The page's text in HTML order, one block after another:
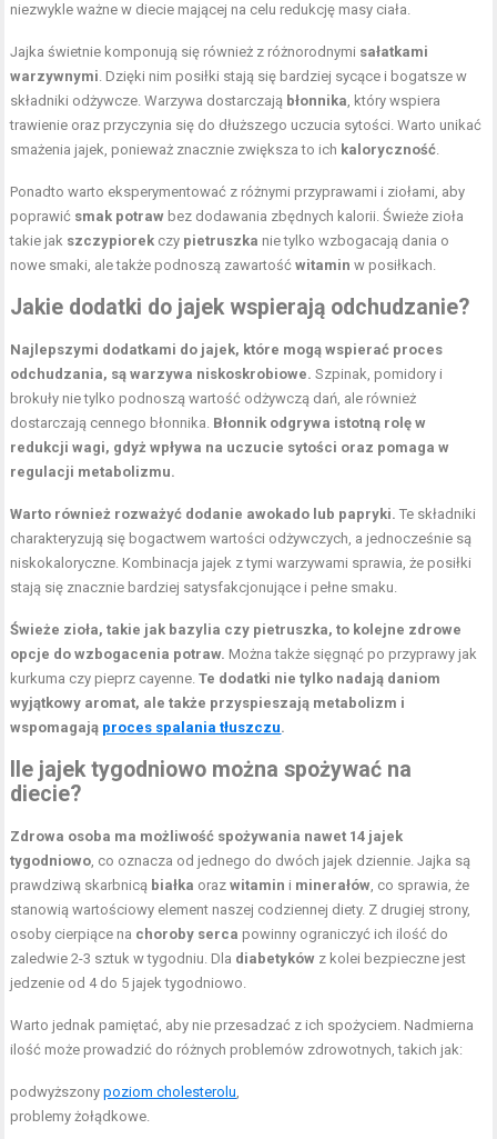
niezwykle ważne w diecie mającej na celu redukcję masy ciała.
Jajka świetnie komponują się również z różnorodnymi sałatkami
warzywnymi. Dzięki nim posiłki stają się bardziej sycące i bogatsze w
składniki odżywcze. Warzywa dostarczają błonnika, który wspiera
trawienie oraz przyczynia się do dłuższego uczucia sytości. Warto unikać
smażenia jajek, ponieważ znacznie zwiększa to ich kaloryczność.
Ponadto warto eksperymentować z różnymi przyprawami i ziołami, aby
poprawić smak potraw bez dodawania zbędnych kalorii. Świeże zioła
takie jak szczypiorek czy pietruszka nie tylko wzbogacają dania o
nowe smaki, ale także podnoszą zawartośćwitamin w posiłkach.
Jakie dodatki do jajek wspierają odchudzanie?
Najlepszymi dodatkami do jajek, które mogą wspierać proces
odchudzania, są warzywa niskoskrobiowe. Szpinak, pomidory i
brokuły nie tylko podnoszą wartość odżywczą dań, ale również
dostarczają cennego błonnika. Błonnik odgrywa istotną rolę w
redukcji wagi, gdyż wpływa na uczucie sytości oraz pomaga w
regulacji metabolizmu.
Warto również rozważyć dodanie awokado lub papryki. Te składniki
charakteryzują się bogactwem wartości odżywczych, a jednocześnie są
niskokaloryczne. Kombinacja jajek z tymi warzywami sprawia, że posiłki
stają się znacznie bardziej satysfakcjonujące i pełne smaku.
Świeże zioła, takie jak bazylia czy pietruszka, to kolejne zdrowe
opcje do wzbogacenia potraw. Można także sięgnąć po przyprawy jak
kurkuma czy pieprz cayenne.Te dodatki nie tylko nadają daniom
wyjątkowy aromat, ale także przyspieszają metabolizm i
wspomagają proces spalania tłuszczu.
Ile jajek tygodniowo można spożywać na
diecie?
Zdrowa osoba ma możliwość spożywania nawet 14 jajek
tygodniowo, co oznacza od jednego do dwóch jajek dziennie. Jajka są
prawdziwą skarbnicą białka orazwitamin i minerałów, co sprawia, że
stanowią wartościowy element naszej codziennej diety. Z drugiej strony,
osoby cierpiące na choroby serca powinny ograniczyć ich ilość do
zaledwie 2-3 sztuk w tygodniu. Dla diabetyków z kolei bezpieczne jest
jedzenie od 4 do 5 jajek tygodniowo.
Warto jednak pamiętać, aby nie przesadzać z ich spożyciem. Nadmierna
ilość może prowadzić do różnych problemów zdrowotnych, takich jak:
podwyższonypoziom cholesterolu,
problemy żołądkowe.